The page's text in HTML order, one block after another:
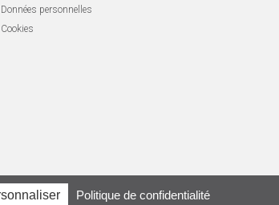
Données personnelles
Cookies
Politique de confidentialité